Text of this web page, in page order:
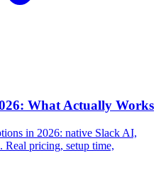
What Actually Works
in 2026: native Slack AI,
pricing, setup time,